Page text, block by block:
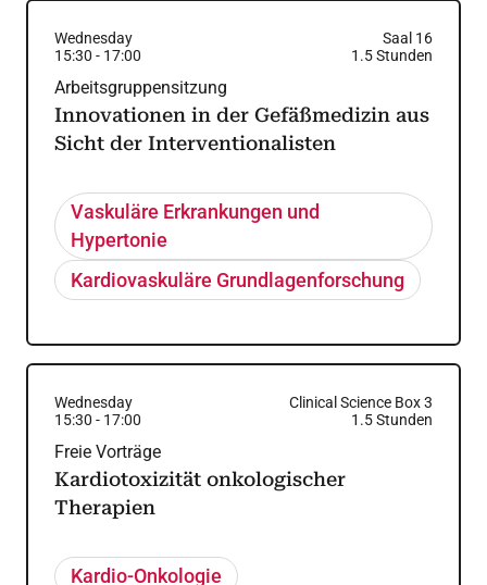
Wednesday
Saal 16
15:30 - 17:00 1.5Stunden
Arbeitsgruppensitzung
Innovationen in der Gefäßmedizin aus
Sicht der Interventionalisten
Vaskuläre Erkrankungen und
Hypertonie
Kardiovaskuläre Grundlagenforschung
Wednesday
Clinical Science Box 3
15:30 - 17:00 1.5Stunden
Freie Vorträge
Kardiotoxizität onkologischer
Therapien
Kardio-Onkologie